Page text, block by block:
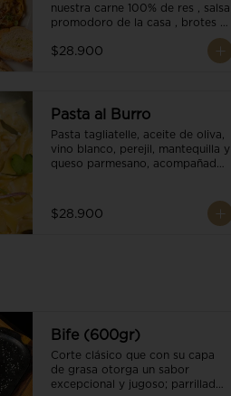
nuestra carne 100% de res , salsa
promodoro de la casa , brotes
parmesano.
$28.900
Pasta al Burro
Pasta tagliatelle, aceite de oliva,
vino blanco, perejil, mantequilla y
queso parmesano, acompañado
$28.900
Bife (600gr)
Corte clásico que con su capa
de grasa otorga un sabor
excepcional y jugoso; parrillado